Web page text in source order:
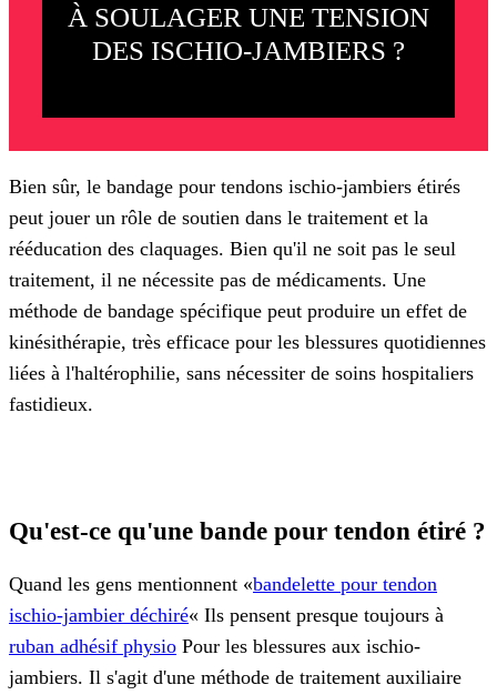
À SOULAGER UNE TENSION
DES ISCHIO-JAMBIERS ?
Bien sûr, le bandage pour tendons ischio-jambiers étirés
peut jouer un rôle de soutien dans le traitement et la
rééducation des claquages. Bien qu'il ne soit pas le seul
traitement, il ne nécessite pas de médicaments. Une
méthode de bandage spécifique peut produire un effet de
kinésithérapie, très efficace pour les blessures quotidiennes
liées à l'haltérophilie, sans nécessiter de soins hospitaliers
fastidieux.
Qu'est-ce qu'une bande pour tendon étiré ?
Quand les gens mentionnent «bandelette pour tendon
ischio-jambier déchiré« Ils pensent presque toujours à
ruban adhésif physio Pour les blessures aux ischio-
jambiers. Il s'agit d'une méthode de traitement auxiliaire